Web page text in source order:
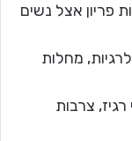
פריון אצל נשים
מחלות
צרבות